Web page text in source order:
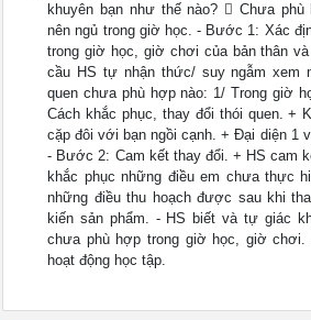
khuyên bạn như thế nào?  Chưa phù
nên ngủ trong giờ học. - Bước 1: Xác
trong giờ học, giờ chơi của bản thân
cầu HS tự nhận thức/ suy ngẫm xem
quen chưa phù hợp nào: 1/ Trong giờ
Cách khắc phục, thay đổi thói quen. +
cặp đôi với bạn ngồi cạnh. + Đại diện 1
- Bước 2: Cam kết thay đổi. + HS cam
khắc phục những điều em chưa thực
những điều thu hoạch được sau khi
kiến sản phẩm. - HS biết và tự giác
chưa phù hợp trong giờ học, giờ
hoạt động học tập.